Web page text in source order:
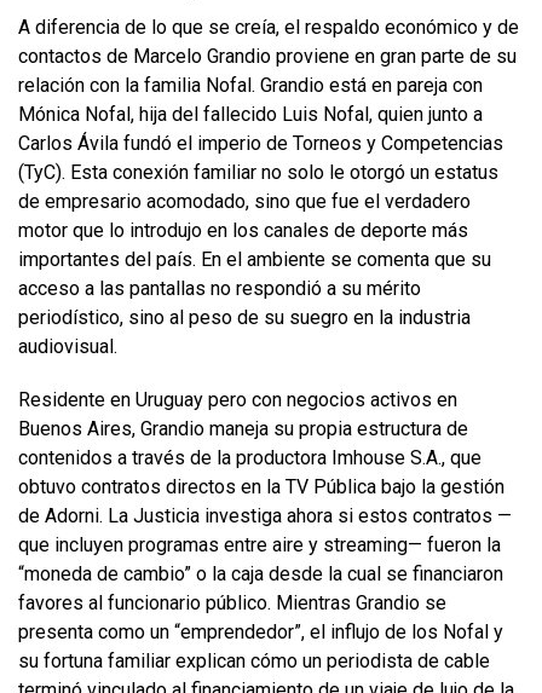
A diferencia de lo que se creía, el respaldo económico y de
contactos de Marcelo Grandio proviene en gran parte de su
relación con la familia Nofal. Grandio está en pareja con
Mónica Nofal, hija del fallecido Luis Nofal, quien junto a
Carlos Ávila fundó el imperio de Torneos y Competencias
(TyC). Esta conexión familiar no solo le otorgó un estatus
de empresario acomodado, sino que fue el verdadero
motor que lo introdujo en los canales de deporte más
importantes del país. En el ambiente se comenta que su
acceso a las pantallas no respondió a su mérito
periodístico, sino al peso de su suegro en la industria
audiovisual.
Residente en Uruguay pero con negocios activos en
Buenos Aires, Grandio maneja su propia estructura de
contenidos a través de la productora Imhouse S.A., que
obtuvo contratos directos en la TV Pública bajo la gestión
de Adorni. La Justicia investiga ahora si estos contratos —
que incluyen programas entre aire y streaming— fueron la
“moneda de cambio” o la caja desde la cual se financiaron
favores al funcionario público. Mientras Grandio se
presenta como un “emprendedor”, el influjo de los Nofal y
su fortuna familiar explican cómo un periodista de cable